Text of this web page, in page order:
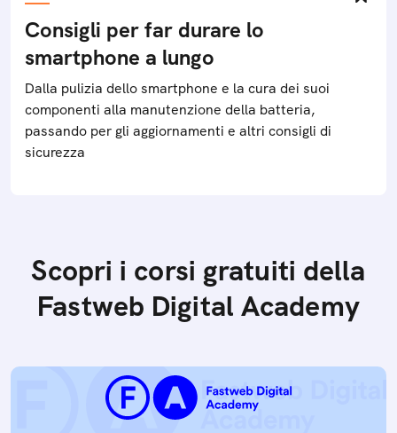
Consigli per far durare lo
smartphone a lungo
Dalla pulizia dello smartphone e la cura dei suoi
componenti alla manutenzione della batteria,
passando per gli aggiornamenti e altri consigli di
sicurezza
Scopri i corsi gratuiti della
Fastweb Digital Academy